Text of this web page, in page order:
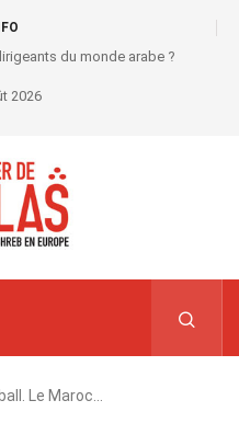
du monde arabe ?
2026
Le Maroc…